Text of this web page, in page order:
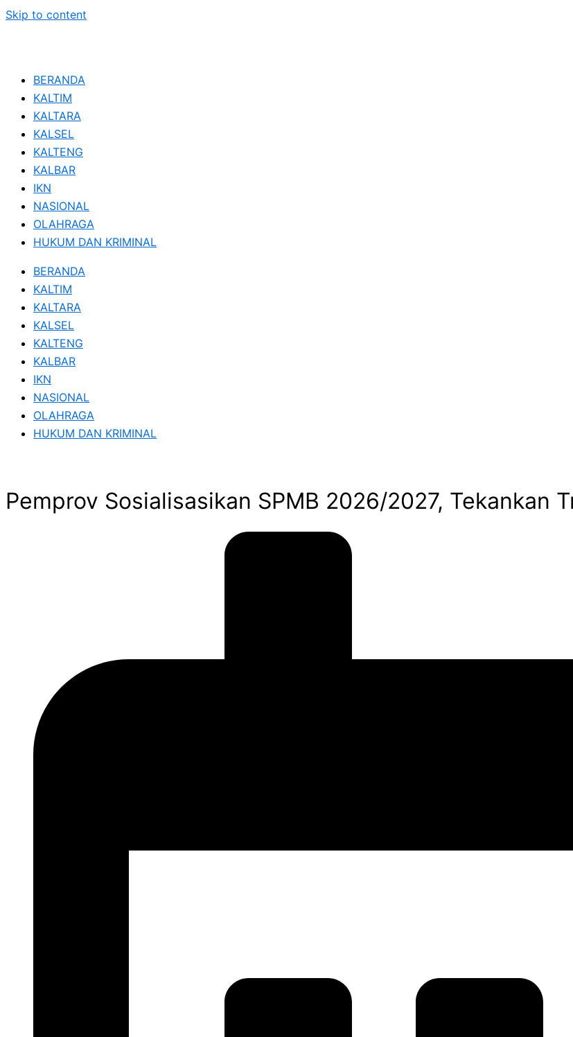
Skip to content
BERANDA
KALTIM
KALTARA
KALSEL
KALTENG
KALBAR
IKN
NASIONAL
OLAHRAGA
HUKUM DAN KRIMINAL
BERANDA
KALTIM
KALTARA
KALSEL
KALTENG
KALBAR
IKN
NASIONAL
OLAHRAGA
HUKUM DAN KRIMINAL
Pemprov Sosialisasikan SPMB 2026/2027, Tekankan